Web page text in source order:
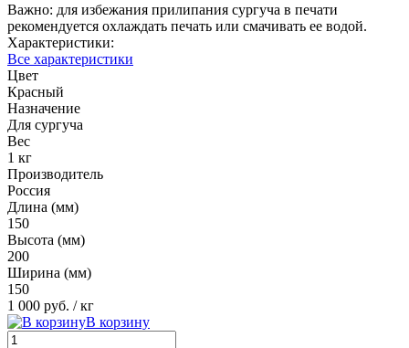
Важно: для избежания прилипания сургуча в печати
рекомендуется охлаждать печать или смачивать ее водой.
Характеристики:
Все характеристики
Цвет
Красный
Назначение
Для сургуча
Вес
1 кг
Производитель
Россия
Длина (мм)
150
Высота (мм)
200
Ширина (мм)
150
1 000 руб. / кг
В корзину